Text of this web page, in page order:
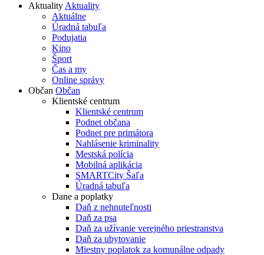
AktualityAktuality
Aktuálne
Úradná tabuľa
Podujatia
Kino
Šport
Čas a my
Online správy
Občan Občan
Klientské centrum
Klientské centrum
Podnet občana
Podnet pre primátora
Nahlásenie kriminality
Mestská polícia
Mobilná aplikácia
SMARTCity Šaľa
Úradná tabuľa
Dane a poplatky
Daň z nehnuteľnosti
Daň za psa
Daň za užívanie verejného priestranstva
Daň za ubytovanie
Miestny poplatok za komunálne odpady